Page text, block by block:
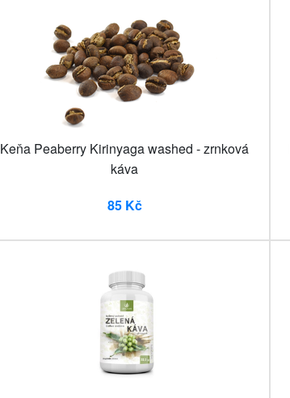
Keňa Peaberry Kirinyaga washed - zrnková
káva
85 Kč